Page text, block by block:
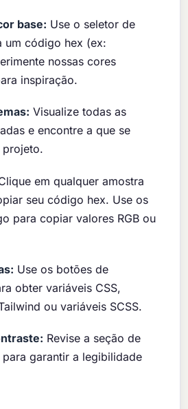
base: Use o seletor de
um código hex (ex:
nossas cores
inspiração.
Visualize todas as
e encontre a que se
projeto.
em qualquer amostra
seu código hex. Use os
para copiar valores RGB ou
Use os botões de
obter variáveis CSS,
ou variáveis SCSS.
Revise a seção de
garantir a legibilidade